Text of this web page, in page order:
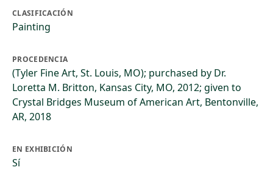
CLASIFICACIÓN
Painting
PROCEDENCIA
(Tyler Fine Art, St. Louis, MO); purchased by Dr.
Loretta M. Britton, Kansas City, MO, 2012; given to
Crystal Bridges Museum of American Art, Bentonville,
AR, 2018
EN EXHIBICIÓN
Sí